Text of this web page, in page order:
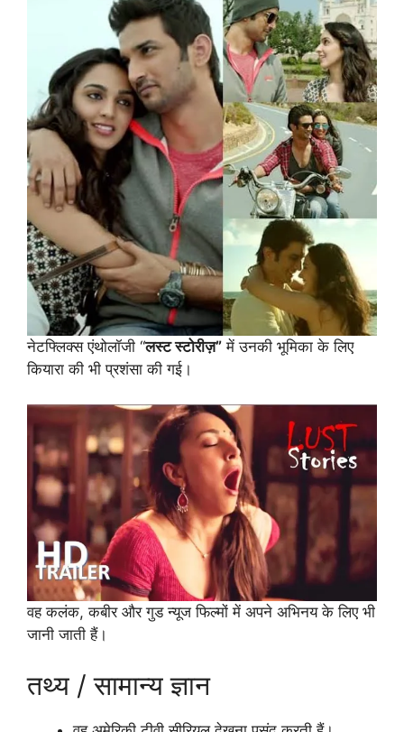
नेटफ्लिक्स एंथोलॉजी “लस्ट स्टोरीज़” में उनकी भूमिका के लिए
कियारा की भी प्रशंसा की गई।
वह कलंक, कबीर और गुड न्यूज फिल्मों में अपने अभिनय के लिए भी
जानी जाती हैं।
तथ्य / सामान्य ज्ञान